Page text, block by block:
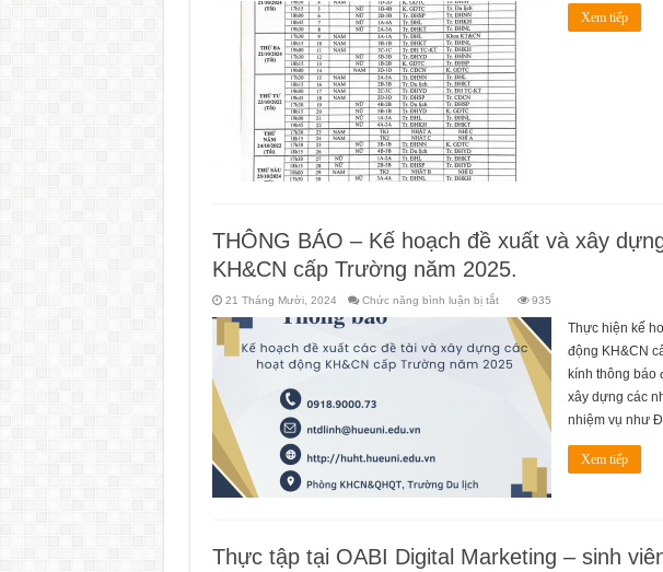
thi
đấu
giải
bóng
chuyền
hội
thể
thao
Đại
học
Huế
và
chuyên
nghiệp
Huế
2024
Xem tiếp
THÔNG BÁO – Kế hoạch đề xuất và xây
KH&CN cấp Trường năm 2025.
21 Tháng Mười, 2024 Chức năng bình luận bị tắtở
BÁO
Kế
hoạch
đề
động
Trường
935
Thực hiện kế
động KH&CN
kính thông báo
xây dựng các
nhiệm vụ như
Xem tiếp
Thực tập tại OABI Digital Marketing – sinh